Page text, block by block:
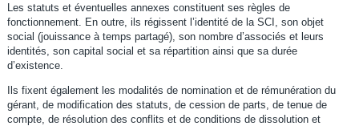
Les statuts et éventuelles annexes constituent ses règles de
fonctionnement. En outre, ils régissent l’identité de la SCI, son objet
social (jouissance à temps partagé), son nombre d’associés et leurs
identités, son capital social et sa répartition ainsi que sa durée
d’existence.
Ils fixent également les modalités de nomination et de rémunération du
gérant, de modification des statuts, de cession de parts, de tenue de
compte, de résolution des conflits et de conditions de dissolution et